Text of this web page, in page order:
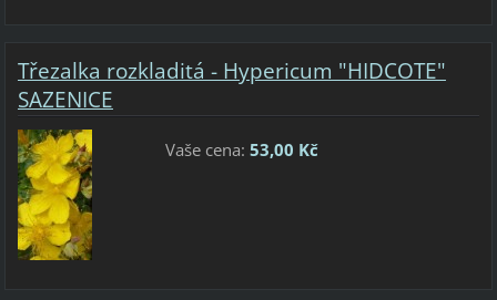
Třezalka rozkladitá - Hypericum "HIDCOTE"
SAZENICE
Vaše cena: 53,00 Kč